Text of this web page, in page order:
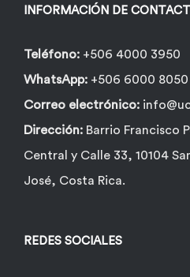
de
producto
INFORMACIÓN DE
Teléfono: +506 4000 3950
WhatsApp: +506 6000 8050
Correo electrónico:
Dirección: Barrio Francisco
Central y Calle 33, 10104
José, Costa Rica.
REDES SOCIALES